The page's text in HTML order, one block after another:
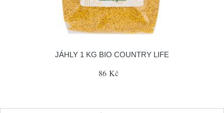
JÁHLY 1 KG BIO COUNTRY LIFE
86 Kč